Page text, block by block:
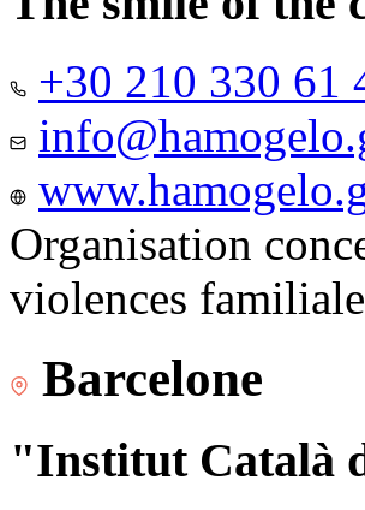
+30 210 330 61
Organisation
violences
Barcelone
"Institut Català